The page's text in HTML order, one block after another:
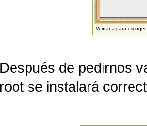
Ventana para
Después de pedirnos
root se instalará